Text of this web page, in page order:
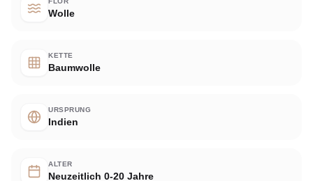
Wolle
KETTE
Baumwolle
URSPRUNG
Indien
ALTER
Neuzeitlich 0-20 Jahre